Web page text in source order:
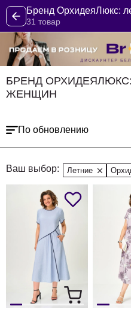
31 товар
БРЕНД
ЖЕНЩИН
По обновлению
Ваш выбор: Летние